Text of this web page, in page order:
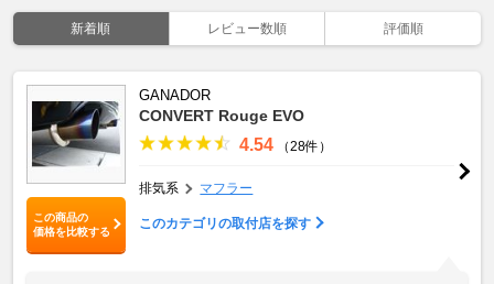
新着順 レビュー数順 評価順
この商品の
価格を比較する
GANADOR
CONVERT Rouge EVO
4.54 （28件）
排気系 マフラー
このカテゴリの取付店を探す